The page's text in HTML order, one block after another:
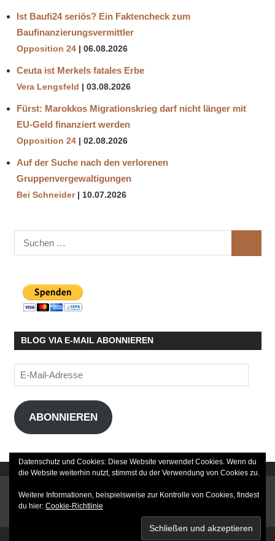
Ist Baufi24 seriös? Ein Faktencheck zum
Baufinanzierungsvermittler
Opposition 24 06.08.2026
Ceuta ist Merkels fatales Erbe
Vera Lengsfeld 03.08.2026
Fürst: Marokkos Migrationskrieg darf nicht länger mit
EU-Geld finanziert werden
Opposition 24 02.08.2026
Auf der Suche nach den verlorenen
Gruppenvergewaltigungen
Bei Schneider 10.07.2026
Suchen
nach:
BLOG VIA E-MAIL ABONNIEREN
E-
Mail-
Adresse
ABONNIEREN
Datenschutz und Cookies: Diese Website verwendet Cookies. Wenn du
die Website weiterhin nutzt, stimmst du der Verwendung von Cookies zu.
Weitere Informationen, beispielsweise zur Kontrolle von Cookies, findest
du hier: Cookie-Richtlinie